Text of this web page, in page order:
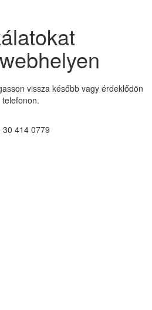
vissza később vagy érdeklődön
telefonon.
30 414 0779